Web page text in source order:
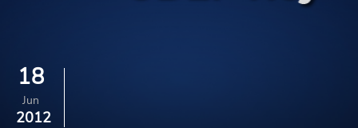
18
Jun
2012